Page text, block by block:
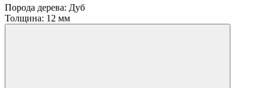
Порода дерева: Дуб
Толщина: 12 мм